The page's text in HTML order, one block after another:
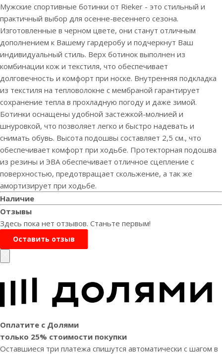
Мужские спортивные ботинки от Rieker - это стильный и
практичный выбор для осенне-весеннего сезона.
Изготовленные в черном цвете, они станут отличным
дополнением к Вашему гардеробу и подчеркнут Ваш
индивидуальный стиль. Верх ботинок выполнен из
комбинации кож и текстиля, что обеспечивает
долговечность и комфорт при носке. Внутренняя подкладка
из текстиля на тепловолокне с мембраной гарантирует
сохранение тепла в прохладную погоду и даже зимой.
Ботинки оснащены удобной застежкой-молнией и
шнуровкой, что позволяет легко и быстро надевать и
снимать обувь. Высота подошвы составляет 2,5 см., что
обеспечивает комфорт при ходьбе. Протекторная подошва
из резины и ЭВА обеспечивает отличное сцепление с
поверхностью, предотвращает скольжение, а так же
амортизирует при ходьбе.
Наличие
Отзывы
Здесь пока нет отзывов. Станьте первым!
Оставить отзыв
Оплатите с Долями
только 25% стоимости покупки
Оставшиеся три платежа спишутся автоматически с шагом в